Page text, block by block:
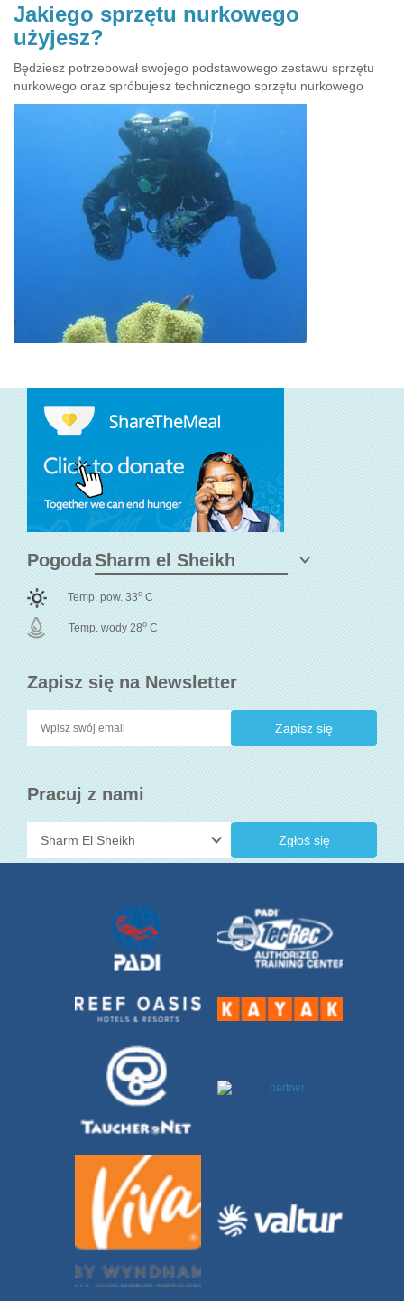
Jakiego sprzętu nurkowego
użyjesz?
Będziesz potrzebował swojego podstawowego zestawu sprzętu
nurkowego oraz spróbujesz technicznego sprzętu nurkowego
Zapisz się na Newsletter
Pracuj z nami
Zgłoś się
Pogoda
Temp. pow. 33o C
Temp. wody 28o C